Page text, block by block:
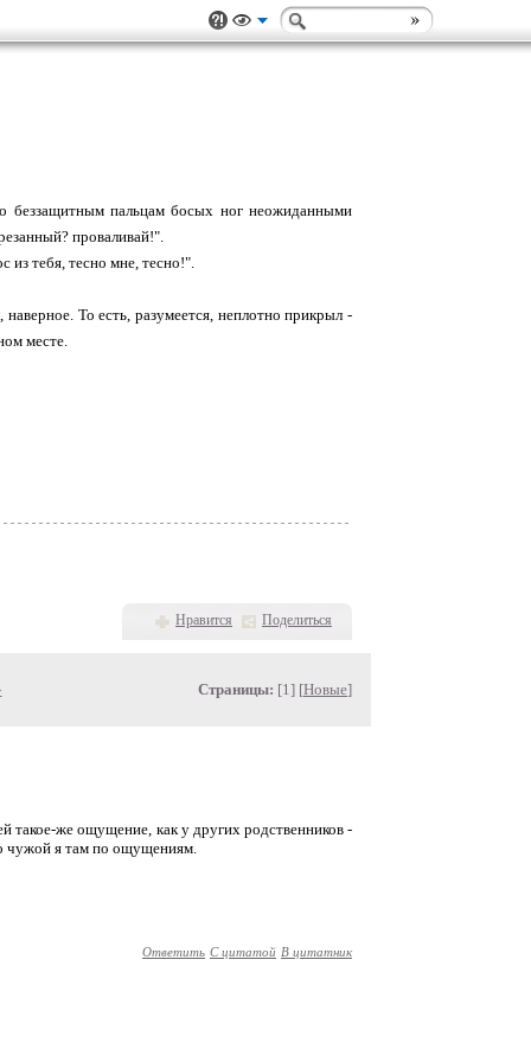
беззащитным пальцам босых ног неожиданными
проваливай!".
из тебя, тесно мне, тесно!".
То есть, разумеется, неплотно прикрыл -
месте.
Нравится Поделиться
Страницы: [1] [Новые]
такое-же ощущение, как у других родственников -
чужой я там по ощущениям.
Ответить С цитатой В цитатник